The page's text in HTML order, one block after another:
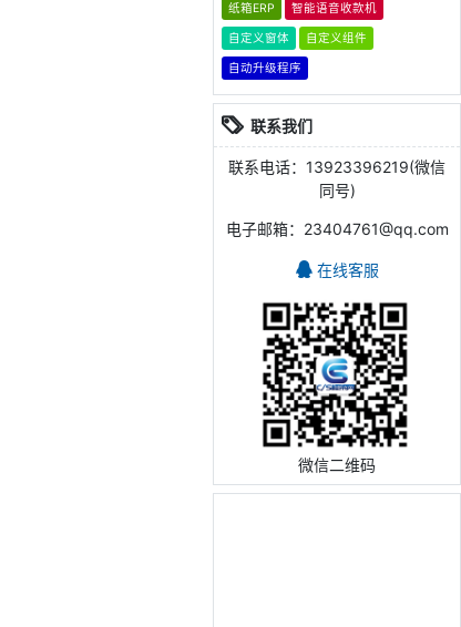
纸箱ERP 智能语音收款机
自定义窗体 自定义组件
自动升级程序
联系我们
联系电话：13923396219(微信
同号)
电子邮箱：23404761@qq.com
在线客服
微信二维码